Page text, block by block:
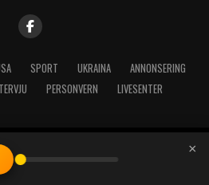
SPORT UKRAINA
ANNONSERING
PERSONVERN LIVESENTER
| Radio Haugaland - Haraldsgata 114,
- Telefon: 52717273
×